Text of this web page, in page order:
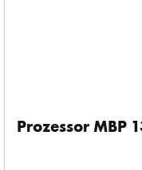
Prozessor MBP